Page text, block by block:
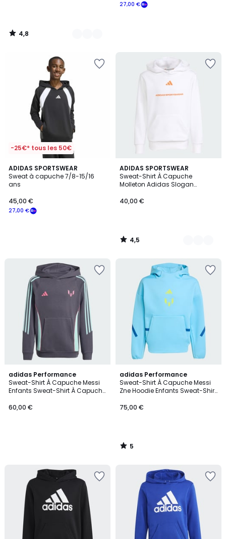
4,8
/
27,00 €
-25€* tous les 50€
ADIDAS SPORTSWEAR
Sweat à capuche 7/8-15/16
ans
27,00 €
45,00 €
ADIDAS SPORTSWEAR
Sweat-Shirt À Capuche
Molleton Adidas Slogan
Molleton Adidas Slogan
40,00 €
4,5
/ 5
2
Couleurs
4,5
/
adidas Performance
Sweat-Shirt À Capuche Messi
Enfants Sweat-Shirt À Capuche
60,00 €
adidas Performance
Sweat-Shirt À Capuche Messi
Zne Hoodie Enfants Sweat-Shirt
Enfants
75,00 €
5
/
5
5
/